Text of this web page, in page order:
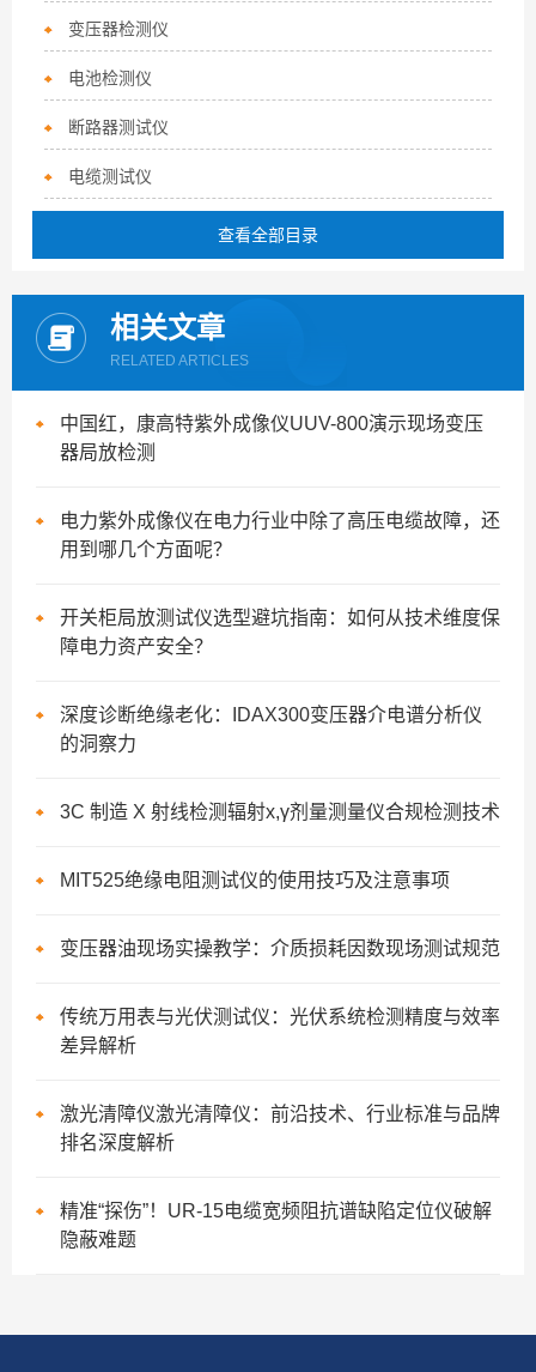
变压器检测仪
电池检测仪
断路器测试仪
电缆测试仪
查看全部目录
相关文章
RELATED ARTICLES
中国红，康高特紫外成像仪UUV-800演示现场变压
器局放检测
电力紫外成像仪在电力行业中除了高压电缆故障，还
用到哪几个方面呢？
开关柜局放测试仪选型避坑指南：如何从技术维度保
障电力资产安全？
深度诊断绝缘老化：IDAX300变压器介电谱分析仪
的洞察力
3C 制造 X 射线检测辐射x,γ剂量测量仪合规检测技术
MIT525绝缘电阻测试仪的使用技巧及注意事项
变压器油现场实操教学：介质损耗因数现场测试规范
传统万用表与光伏测试仪：光伏系统检测精度与效率
差异解析
激光清障仪激光清障仪：前沿技术、行业标准与品牌
排名深度解析
精准“探伤”！UR-15电缆宽频阻抗谱缺陷定位仪破解
隐蔽难题